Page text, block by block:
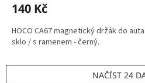
140 Kč
HOCO CA67 magnetický držák do
sklo / s ramenem - černý.
NAČÍST 24